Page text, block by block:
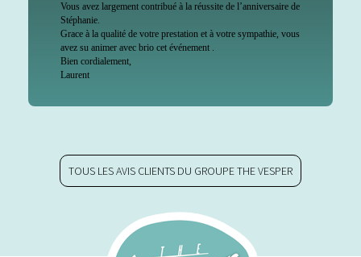
Vous avez largement contribué à la réussite de l’anniversaire de
Stéphanie.
Grace à la qualité de votre prestation et à votre sympathie, vous
avez su animer avec brio cet événement .
Bien cordialement,
Laurent
TOUS LES AVIS CLIENTS DU GROUPE THE VESPER